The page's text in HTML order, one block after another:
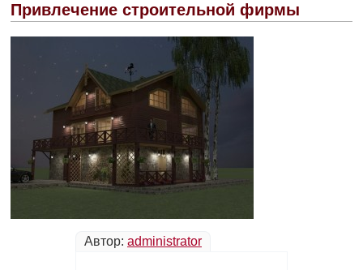
Привлечение строительной фирмы
Автор: administrator